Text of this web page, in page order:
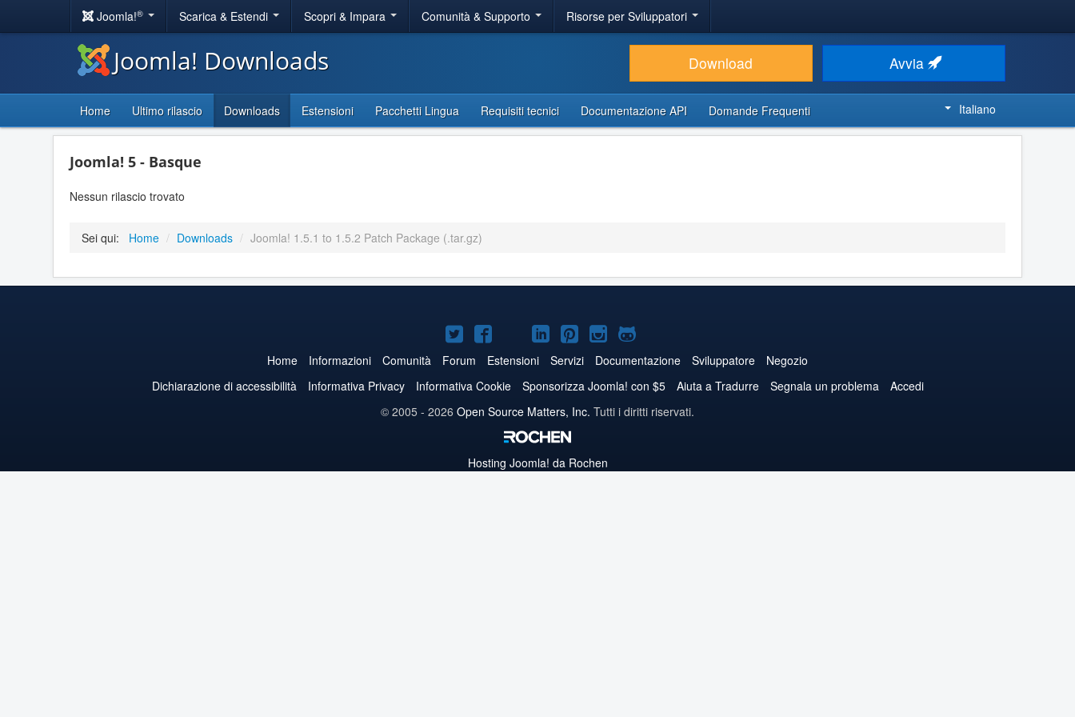
Joomla!® Scarica & Estendi Scopri & Impara Comunità & Supporto Risorse per Sviluppatori
Joomla! Downloads Download Avvia
Home Ultimo rilascio Downloads Estensioni Pacchetti Lingua Requisiti tecnici Documentazione API Domande Frequenti Italiano
Joomla! 5 - Basque
Nessun rilascio trovato
Sei qui: Home / Downloads / Joomla! 1.5.1 to 1.5.2 Patch Package (.tar.gz)
Joomla!
su
Twitter
Joomla!
su
Facebook
Joomla!
su
YouTube
Joomla!
su
LinkedIn
Joomla!
su
Pinterest
Joomla!
su
Instagram
Joomla!
su
GitHub
Home Informazioni Comunità Forum Estensioni Servizi Documentazione Sviluppatore
Negozio
Dichiarazione di accessibilità
Informativa Privacy Informativa Cookie Sponsorizza Joomla! con $5 Aiuta a Tradurre Segnala un problema
Accedi
© 2005 - 2026 Open Source Matters, Inc. Tutti i diritti riservati.
Hosting Joomla! da Rochen